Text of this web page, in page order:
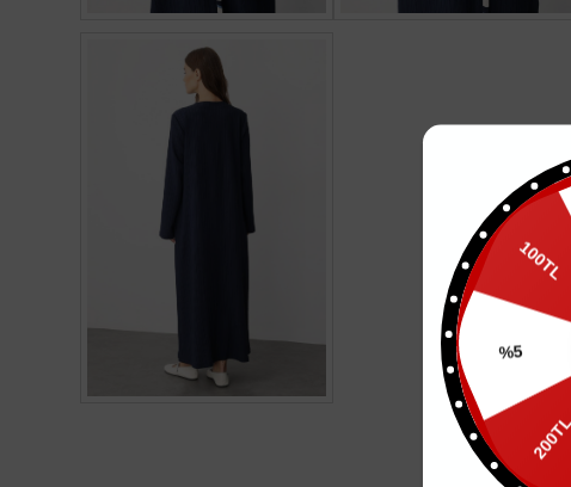
200TL
%5
100TL